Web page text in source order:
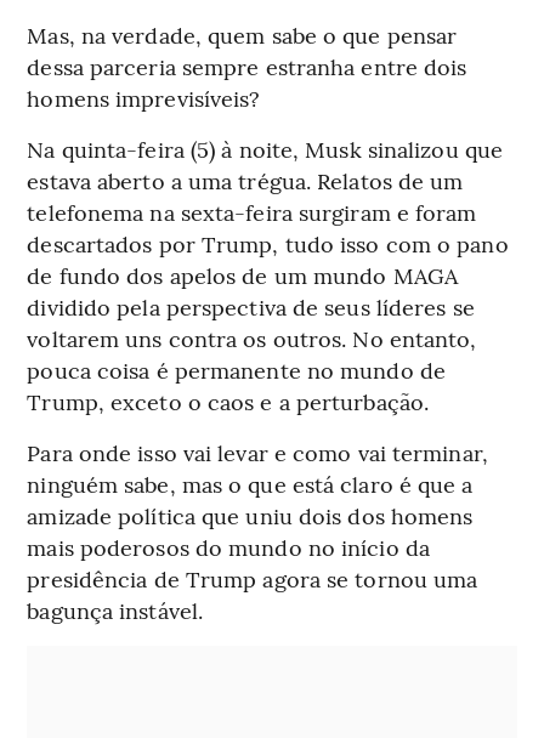
Mas, na verdade, quem sabe o que pensar
dessa parceria sempre estranha entre dois
homens imprevisíveis?
Na quinta-feira (5) à noite, Musk sinalizou que
estava aberto a uma trégua. Relatos de um
telefonema na sexta-feira surgiram e foram
descartados por Trump, tudo isso com o pano
de fundo dos apelos de um mundo MAGA
dividido pela perspectiva de seus líderes se
voltarem uns contra os outros. No entanto,
pouca coisa é permanente no mundo de
Trump, exceto o caos e a perturbação.
Para onde isso vai levar e como vai terminar,
ninguém sabe, mas o que está claro é que a
amizade política que uniu dois dos homens
mais poderosos do mundo no início da
presidência de Trump agora se tornou uma
bagunça instável.